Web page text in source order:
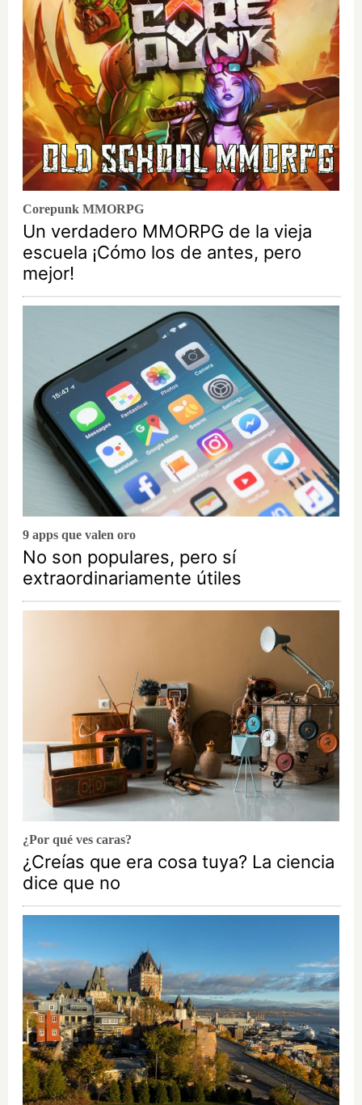
Corepunk MMORPG
Un verdadero MMORPG de la vieja
escuela ¡Cómo los de antes, pero
mejor!
9 apps que valen oro
No son populares, pero sí
extraordinariamente útiles
¿Por qué ves caras?
¿Creías que era cosa tuya? La ciencia
dice que no